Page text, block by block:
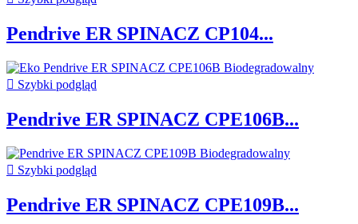
Pendrive ER SPINACZ CP104...
 Szybki podgląd
Pendrive ER SPINACZ CPE106B...
 Szybki podgląd
Pendrive ER SPINACZ CPE109B...